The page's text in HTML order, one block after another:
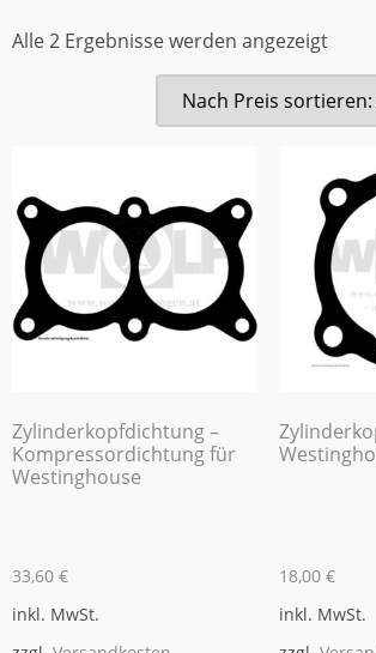
Alle 2 Ergebnisse werden angezeigt
Zylinderkopfdichtung –
Kompressordichtung für
Westinghouse
33,60 €
inkl. MwSt.
18,00 €
inkl. MwSt.